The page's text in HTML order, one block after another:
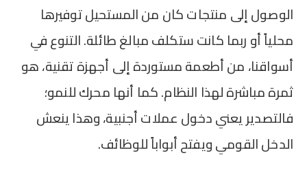
الوصول إلى منتجات كان من المستحيل توفيرها
محلياً أو ربما كانت ستكلف مبالغ طائلة. التنوع في
أسواقنا، من أطعمة مستوردة إلى أجهزة تقنية، هو
ثمرة مباشرة لهذا النظام. كما أنها محرك للنمو؛
فالتصدير يعني دخول عملات أجنبية، وهذا ينعش
الدخل القومي ويفتح أبواباً للوظائف.